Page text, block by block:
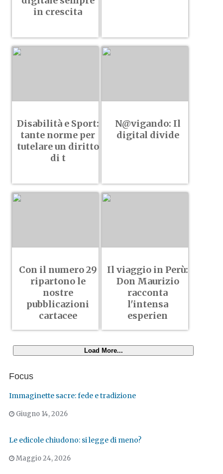
in crescita
Disabilità e Sport:
tante norme per
tutelare un diritto
di t
N@vigando: Il
digital divide
Con il numero 29
ripartono le
nostre
pubblicazioni
cartacee
Il viaggio in Perù:
Don Maurizio
racconta
l'intensa
esperien
Load More...
Focus
Immaginette sacre: fede e tradizione
Giugno 14, 2026
Le edicole chiudono: si legge di meno?
Maggio 24, 2026